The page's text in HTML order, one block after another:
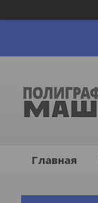
Главная